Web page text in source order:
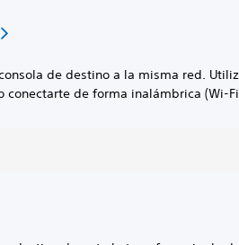
de destino a la misma red.
conectarte de forma inalámbrica (Wi-